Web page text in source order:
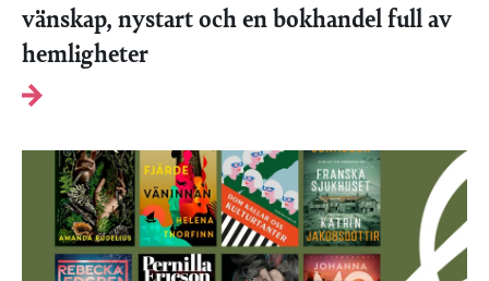
vänskap, nystart och en bokhandel full av
hemligheter